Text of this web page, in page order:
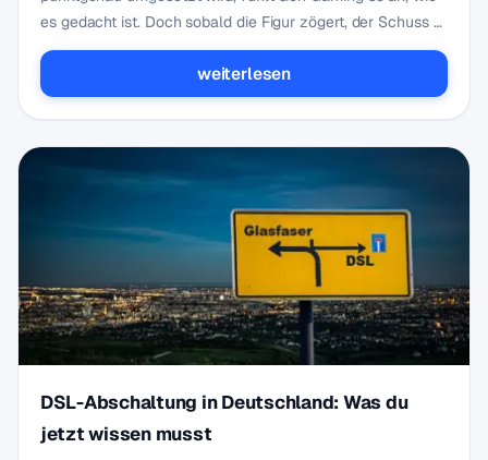
es gedacht ist. Doch sobald die Figur zögert, der Schuss …
weiterlesen
DSL-Abschaltung in Deutschland: Was du
jetzt wissen musst